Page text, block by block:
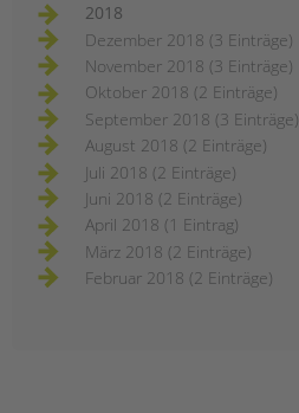
2018
Dezember 2018 (3 Einträge)
November 2018 (3 Einträge)
Oktober 2018 (2 Einträge)
September 2018 (3 Einträge)
August 2018 (2 Einträge)
Juli 2018 (2 Einträge)
Juni 2018 (2 Einträge)
April 2018 (1 Eintrag)
März 2018 (2 Einträge)
Februar 2018 (2 Einträge)